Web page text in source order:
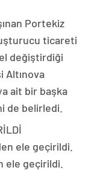
Portekiz
ticareti
el değiştirdiği
Altınova
ait bir başka
de belirledi.
ele geçirildi.